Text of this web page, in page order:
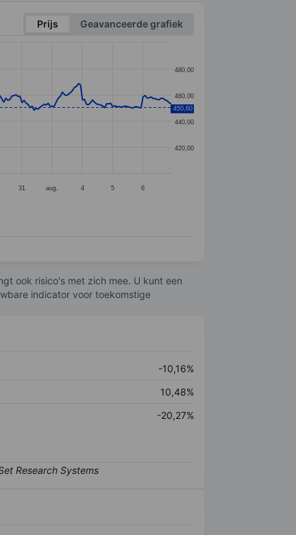
Prijs
Geavanceerde grafiek
31 aug. 4 5 6
420,00
440,00
460,00
480,00
450,60
ook risico's met zich mee. U kunt een
indicator voor toekomstige
-10,16%
10,48%
-20,27%